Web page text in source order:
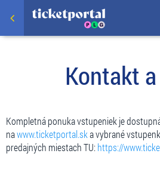
Kontakt
Kompletná ponuka vstupeniek je
nawww.ticketportal.ska vybrané
predajných miestach TU: https://